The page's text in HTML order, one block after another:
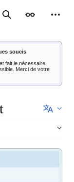
RechercherApparence
soucis
fait le nécessaire
Merci de votre